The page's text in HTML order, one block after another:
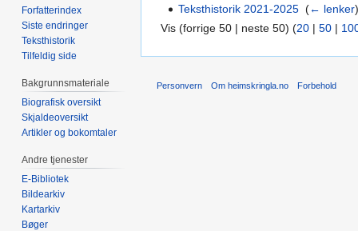
Teksthistorik 2021-2025 ‎(← lenker)
Vis (forrige 50 | neste 50) (20 | 50 |
Forfatterindex
Siste endringer
Teksthistorik
Tilfeldig side
Bakgrunnsmateriale
Biografisk oversikt
Skjaldeoversikt
Artikler og bokomtaler
Andre tjenester
E-Bibliotek
Bildearkiv
Kartarkiv
Bøger
Personvern Om heimskringla.no Forbehold